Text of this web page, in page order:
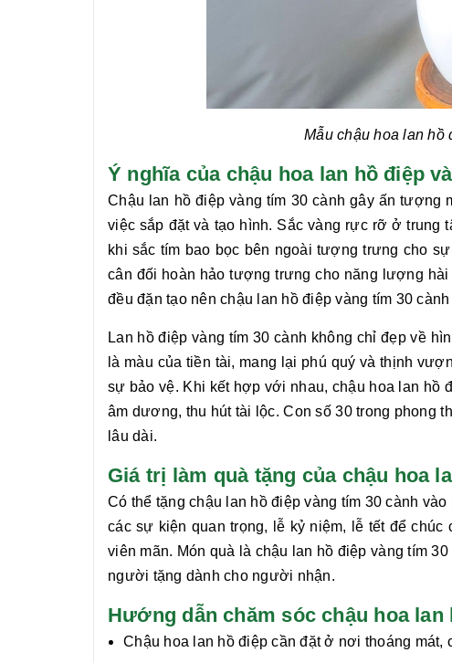
Mẫu chậu hoa lan hồ
Ý nghĩa của chậu hoa lan hồ điệp
Chậu lan hồ điệp vàng tím 30 cành gây ấn tượng
việc sắp đặt và tạo hình. Sắc vàng rực rỡ ở trung
khi sắc tím bao bọc bên ngoài tượng trưng cho
cân đối hoàn hảo tượng trưng cho năng lượng
đều đặn tạo nên chậu lan hồ điệp vàng tím 30 cành
Lan hồ điệp vàng tím 30 cành không chỉ đẹp về
là màu của tiền tài, mang lại phú quý và thịnh
sự bảo vệ. Khi kết hợp với nhau, chậu hoa lan hồ
âm dương, thu hút tài lộc. Con số 30 trong phong
lâu dài.
Giá trị làm quà tặng của chậu hoa
Có thể tặng chậu lan hồ điệp vàng tím 30 cành vào
các sự kiện quan trọng, lễ kỷ niệm, lễ tết để
viên mãn. Món quà là chậu lan hồ điệp vàng tím 30
người tặng dành cho người nhận.
Hướng dẫn chăm sóc chậu hoa lan
Chậu hoa lan hồ điệp cần đặt ở nơi thoáng